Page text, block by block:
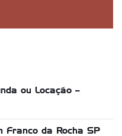
ou Locação –
Franco da Rocha SP